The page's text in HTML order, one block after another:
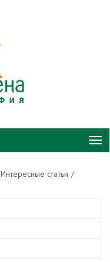
Интересные статьи /